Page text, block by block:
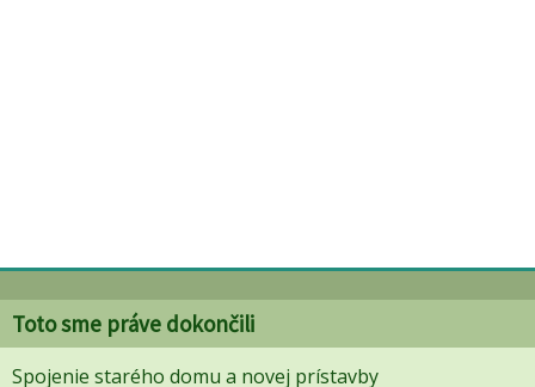
Toto sme práve dokončili
Spojenie starého domu a novej prístavby